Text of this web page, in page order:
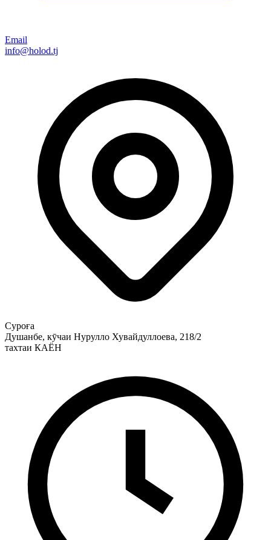
Email
info@holod.tj
Суроға
Душанбе, кӯчаи Нурулло Хувайдуллоева, 218/2
тахтаи КАЁН